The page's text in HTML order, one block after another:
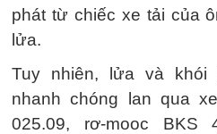
phát từ chiếc xe tải của
lửa.
Tuy nhiên, lửa và khói
nhanh chóng lan qua
025.09, rơ-mooc BKS